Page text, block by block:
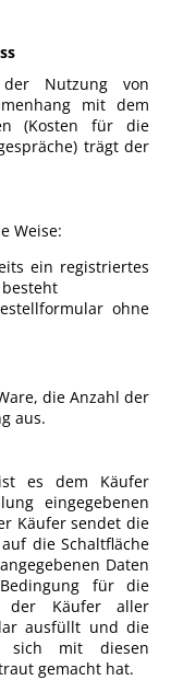
Nutzung von
mit dem
(Kosten für die
trägt der
Weise:
ein registriertes
ohne
die Anzahl der
aus.
es dem Käufer
eingegebenen
Käufer sendet die
die Schaltfläche
Daten
für die
der Käufer aller
ausfüllt und die
sich mit diesen
gemacht hat.